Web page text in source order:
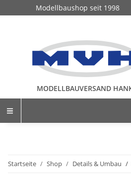
Modellbaushop seit 1998
MODELLBAUVERSAND
Startseite Shop Details & Umbau